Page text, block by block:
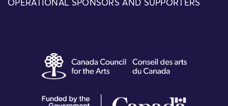
OPERATIONAL SPONSORS AND SUPPORTERS